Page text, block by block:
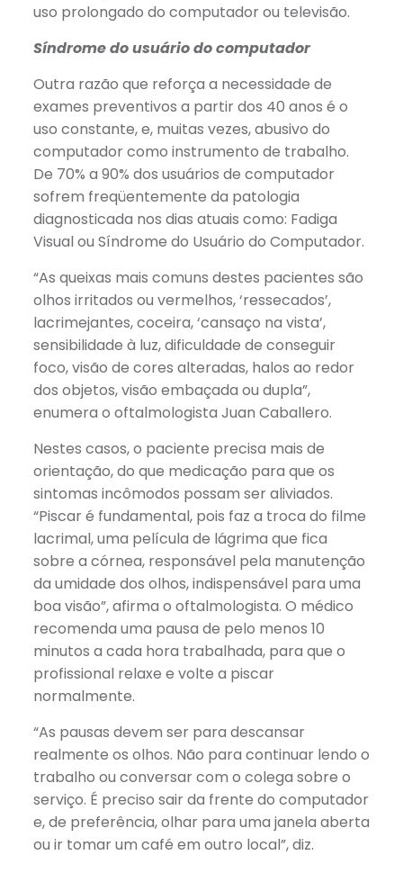
uso prolongado do computador ou televisão.
Síndrome do usuário do computador
Outra razão que reforça a necessidade de
exames preventivos a partir dos 40 anos é o
uso constante, e, muitas vezes, abusivo do
computador como instrumento de trabalho.
De 70% a 90% dos usuários de computador
sofrem freqüentemente da patologia
diagnosticada nos dias atuais como: Fadiga
Visual ou Síndrome do Usuário do Computador.
“As queixas mais comuns destes pacientes são
olhos irritados ou vermelhos, ‘ressecados’,
lacrimejantes, coceira, ‘cansaço na vista’,
sensibilidade à luz, dificuldade de conseguir
foco, visão de cores alteradas, halos ao redor
dos objetos, visão embaçada ou dupla”,
enumera o oftalmologista Juan Caballero.
Nestes casos, o paciente precisa mais de
orientação, do que medicação para que os
sintomas incômodos possam ser aliviados.
“Piscar é fundamental, pois faz a troca do filme
lacrimal, uma película de lágrima que fica
sobre a córnea, responsável pela manutenção
da umidade dos olhos, indispensável para uma
boa visão”, afirma o oftalmologista. O médico
recomenda uma pausa de pelo menos 10
minutos a cada hora trabalhada, para que o
profissional relaxe e volte a piscar
normalmente.
“As pausas devem ser para descansar
realmente os olhos. Não para continuar lendo o
trabalho ou conversar com o colega sobre o
serviço. É preciso sair da frente do computador
e, de preferência, olhar para uma janela aberta
ou ir tomar um café em outro local”, diz.